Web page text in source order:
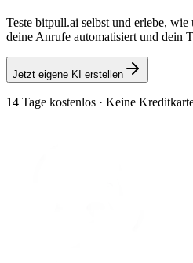
Teste bitpull.ai selbst und erlebe,
deine Anrufe automatisiert und dein
Jetzt eigene KI erstellen
14 Tage kostenlos · Keine